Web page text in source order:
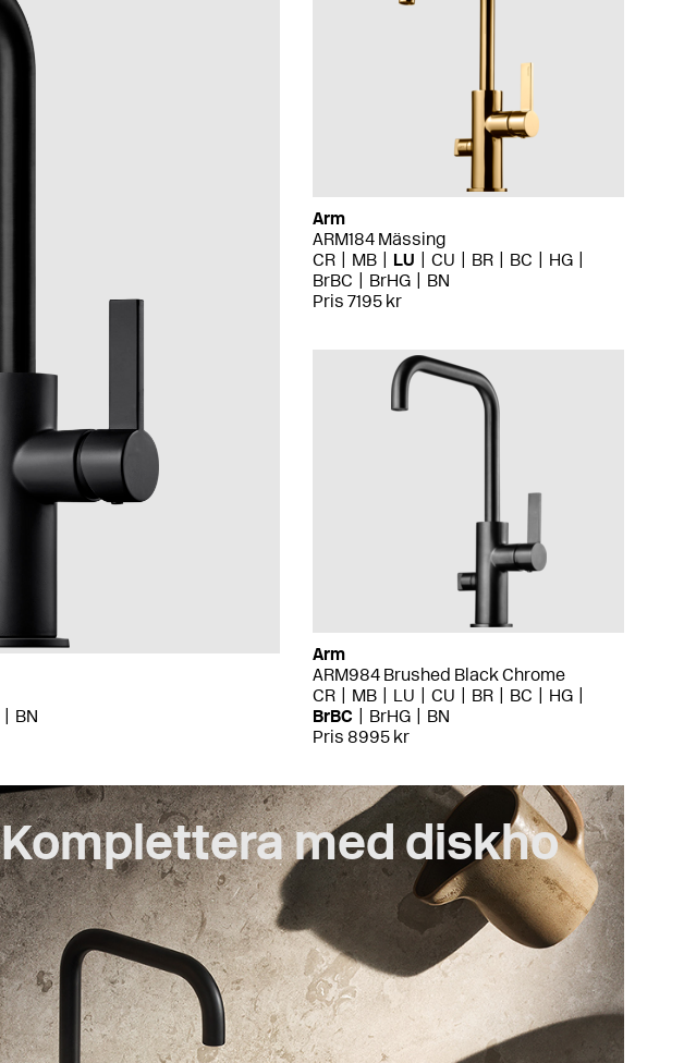
BN
Arm
ARM184 Mässing
CR
MB LU CU BR BC
HG
BrBC
BrHG
BN
Pris 7195 kr
Arm
ARM984 Brushed Black Chrome
CR
MB LU CU BR BC
HG
BrBC
BrHG
BN
Pris 8995 kr
Komplettera med diskho